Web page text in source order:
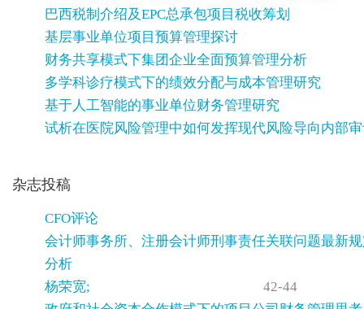
巴西税制介绍及EPC总承包项目税收筹划
基层事业单位项目预算管理探讨
财务共享模式下集团企业全面预算管理分析
多学科诊疗模式下的绩效分配与成本管理研究
基于人工智能的事业单位财务管理研究
试析在医院风险管理中如何发挥现代风险导向内部
杂志投稿
CFO评论
会计师事务所、注册会计师刑事责任关联问题最新
分析
杨荣宽;
42-44